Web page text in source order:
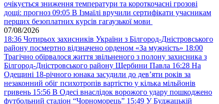
очікується зниження температури та короткочасні грозові
дощі: прогноз 09:05 В Ізмаїлі вручили сертифікати учасникам
перших безоплатних курсів гагаузької мови
07/08/2026
18:36 Чотирьох захисників України з Білгород-Дністровського
району посмертно відзначено орденом «За мужність» 18:00
Трагічно обірвалося життя звільненого з полону захисника з
Білгород-Дністровського району Щербини Павла 16:28 На
Одещині 18-річного юнака засудили до дев’яти років за
незаконний обіг психотропів вартістю у кілька мільйонів
гривень 15:56 В Одесі внаслідок ворожого удару пошкоджено
футбольний стадіон “Чорноморець” 15:49 У Буджацькій